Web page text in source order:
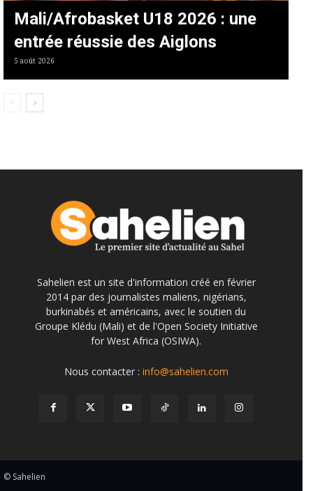
Mali/Afrobasket U18 2026 : une
entrée réussie des Aiglons
5 août 2026
Sahelien est un site d'information créé en février
2014 par des journalistes maliens, nigérians,
burkinabés et américains, avec le soutien du
Groupe Klédu (Mali) et de l'Open Society Initiative
for West Africa (OSIWA).
Nous contacter : info@sahelien.com
© Sahelien